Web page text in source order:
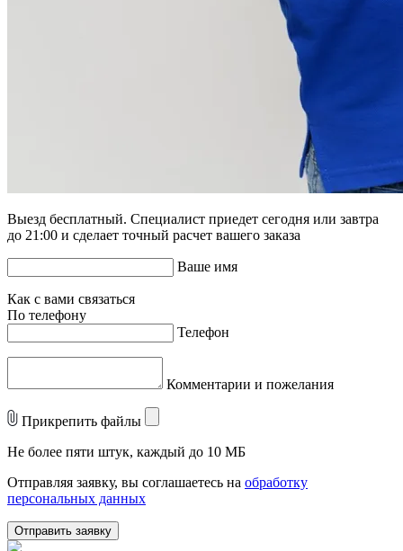
Выезд бесплатный. Специалист приедет сегодня или завтра
до 21:00 и сделает точный расчет вашего заказа
Ваше имя
Как с вами связаться
По телефону
Телефон
Комментарии и пожелания
Прикрепить файлы
Не более пяти штук, каждый до 10 МБ
Отправляя заявку, вы соглашаетесь на обработку
персональных данных
Отправить заявку